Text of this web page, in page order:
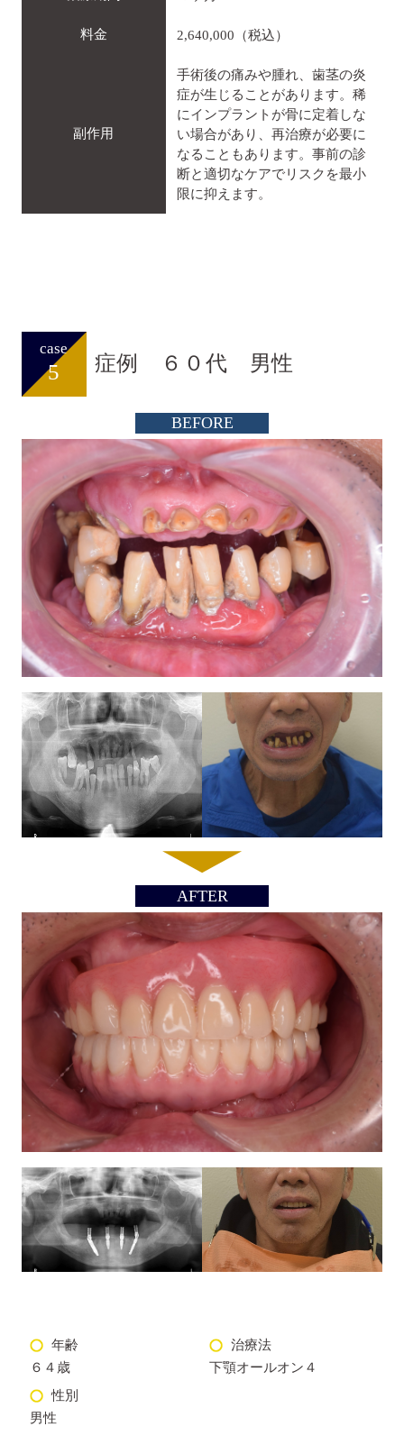
料金 2,640,000（税込）
副作用
手術後の痛みや腫れ、歯茎の炎
症が生じることがあります。稀
にインプラントが骨に定着しな
い場合があり、再治療が必要に
なることもあります。事前の診
断と適切なケアでリスクを最小
限に抑えます。
case
5 症例 ６０代 男性
BEFORE
AFTER
年齢
６４歳
性別
男性
治療法
下顎オールオン４